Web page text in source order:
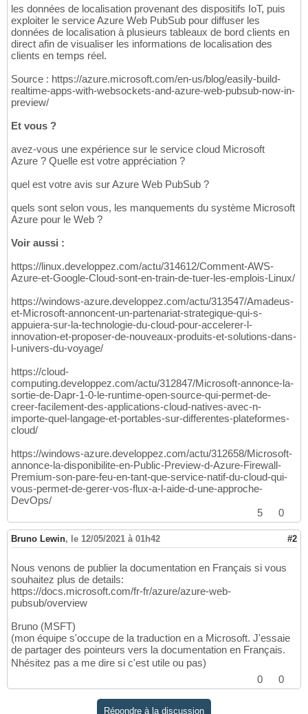
les données de localisation provenant des dispositifs IoT, puis
exploiter le service Azure Web PubSub pour diffuser les
données de localisation à plusieurs tableaux de bord clients en
direct afin de visualiser les informations de localisation des
clients en temps réel.
Source : https://azure.microsoft.com/en-us/blog/easily-build-
realtime-apps-with-websockets-and-azure-web-pubsub-now-in-
preview/
Et vous ?
avez-vous une expérience sur le service cloud Microsoft
Azure ? Quelle est votre appréciation ?
quel est votre avis sur Azure Web PubSub ?
quels sont selon vous, les manquements du système Microsoft
Azure pour le Web ?
Voir aussi :
https://linux.developpez.com/actu/314612/Comment-AWS-
Azure-et-Google-Cloud-sont-en-train-de-tuer-les-emplois-Linux/
https://windows-azure.developpez.com/actu/313547/Amadeus-
et-Microsoft-annoncent-un-partenariat-strategique-qui-s-
appuiera-sur-la-technologie-du-cloud-pour-accelerer-l-
innovation-et-proposer-de-nouveaux-produits-et-solutions-dans-
l-univers-du-voyage/
https://cloud-
computing.developpez.com/actu/312847/Microsoft-annonce-la-
sortie-de-Dapr-1-0-le-runtime-open-source-qui-permet-de-
creer-facilement-des-applications-cloud-natives-avec-n-
importe-quel-langage-et-portables-sur-differentes-plateformes-
cloud/
https://windows-azure.developpez.com/actu/312658/Microsoft-
annonce-la-disponibilite-en-Public-Preview-d-Azure-Firewall-
Premium-son-pare-feu-en-tant-que-service-natif-du-cloud-qui-
vous-permet-de-gerer-vos-flux-a-l-aide-d-une-approche-
DevOps/
5
0
Bruno Lewin, le 12/05/2021 à 01h42 #2
Nous venons de publier la documentation en Français si vous
souhaitez plus de details:
https://docs.microsoft.com/fr-fr/azure/azure-web-
pubsub/overview
Bruno (MSFT)
(mon équipe s'occupe de la traduction en a Microsoft. J'essaie
de partager des pointeurs vers la documentation en Français.
Nhésitez pas a me dire si c'est utile ou pas)
0
0
Répondre à la discussion